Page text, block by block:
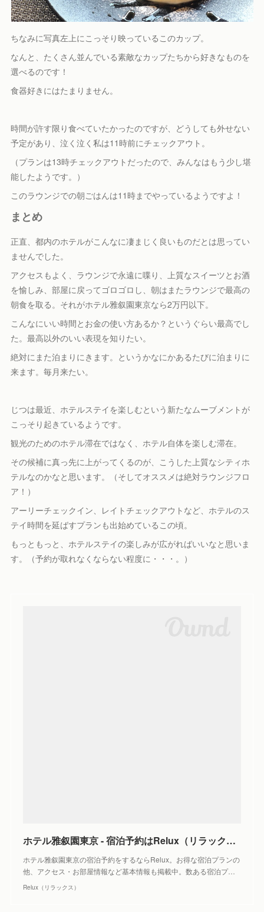
ちなみに写真左上にこっそり映っているこのカップ。
なんと、たくさん並んでいる素敵なカップたちから好きなものを
選べるのです！
食器好きにはたまりません。
時間が許す限り食べていたかったのですが、どうしても外せない
予定があり、泣く泣く私は11時前にチェックアウト。
（プランは13時チェックアウトだったので、みんなはもう少し堪
能したようです。）
このラウンジでの朝ごはんは11時までやっているようですよ！
まとめ
正直、都内のホテルがこんなに凄まじく良いものだとは思ってい
ませんでした。
アクセスもよく、ラウンジで永遠に喋り、上質なスイーツとお酒
を愉しみ、部屋に戻ってゴロゴロし、朝はまたラウンジで最高の
朝食を取る。それがホテル雅叙園東京なら2万円以下。
こんなにいい時間とお金の使い方あるか？というぐらい最高でし
た。最高以外のいい表現を知りたい。
絶対にまた泊まりにきます。というかなにかあるたびに泊まりに
来ます。毎月来たい。
じつは最近、ホテルステイを楽しむという新たなムーブメントが
こっそり起きているようです。
観光のためのホテル滞在ではなく、ホテル自体を楽しむ滞在。
その候補に真っ先に上がってくるのが、こうした上質なシティホ
テルなのかなと思います。（そしてオススメは絶対ラウンジフロ
ア！）
アーリーチェックイン、レイトチェックアウトなど、ホテルのス
テイ時間を延ばすプランも出始めているこの頃。
もっともっと、ホテルステイの楽しみが広がればいいなと思いま
す。（予約が取れなくならない程度に・・・。）
ホテル雅叙園東京 - 宿泊予約はRelux（リラックス）
ホテル雅叙園東京の宿泊予約をするならRelux。お得な宿泊プランの
他、アクセス・お部屋情報など基本情報も掲載中。数ある宿泊プ…
Relux（リラックス）